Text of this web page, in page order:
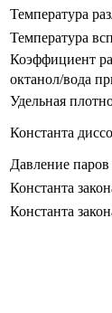
Температура
Температура
Коэффициент
октанол/вода
Удельная
Константа
Давление
Константа
Константа